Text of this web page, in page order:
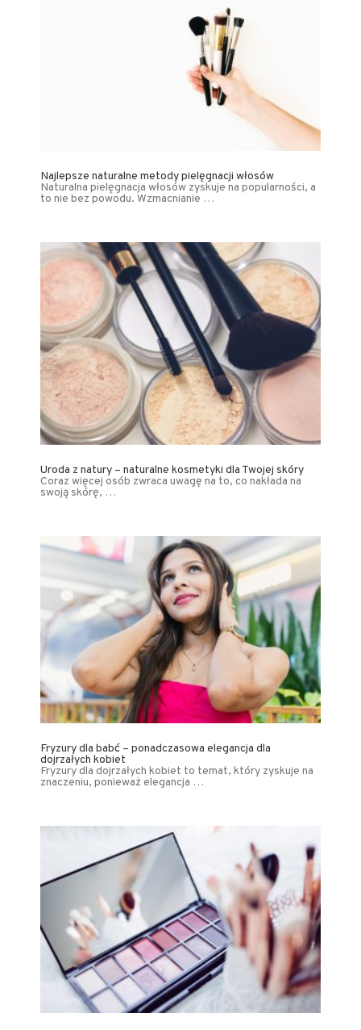
Najlepsze naturalne metody pielęgnacji włosów
Naturalna pielęgnacja włosów zyskuje na popularności, a
to nie bez powodu. Wzmacnianie …
Uroda z natury – naturalne kosmetyki dla Twojej skóry
Coraz więcej osób zwraca uwagę na to, co nakłada na
swoją skórę, …
Fryzury dla babć – ponadczasowa elegancja dla
dojrzałych kobiet
Fryzury dla dojrzałych kobiet to temat, który zyskuje na
znaczeniu, ponieważ elegancja …